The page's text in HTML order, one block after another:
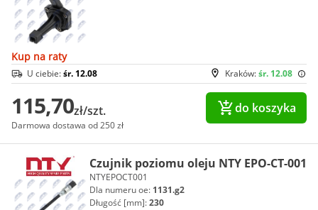
Kup na raty
Kraków:śr. 12.08
U ciebie:śr. 12.08
115,70zł/szt.
Darmowa dostawa od 250 zł
do koszyka
Czujnik poziomu oleju NTY EPO-CT-001
NTYEPOCT001
Dla numeru oe: 1131.g2
Długość [mm]:230